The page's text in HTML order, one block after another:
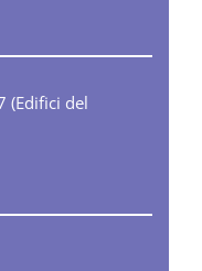
(Edifici del